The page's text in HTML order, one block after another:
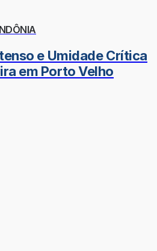
e Umidade Crítica
em Porto Velho